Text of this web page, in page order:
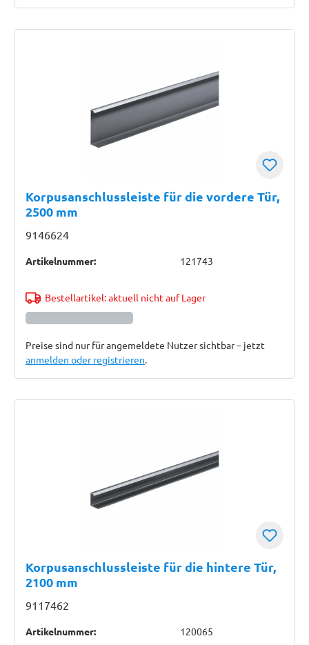
Korpusanschlussleiste für die vordere Tür,
2500 mm
9146624
Artikelnummer: 121743
Bestellartikel: aktuell nicht auf Lager
Preise sind nur für angemeldete Nutzer sichtbar – jetzt
anmelden oder registrieren.
Korpusanschlussleiste für die hintere Tür,
2100 mm
9117462
Artikelnummer: 120065